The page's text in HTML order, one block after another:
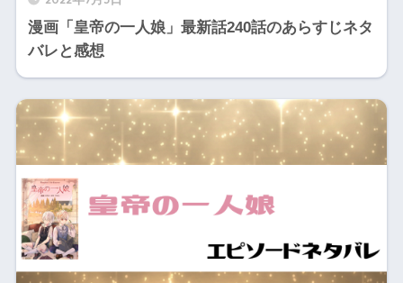
漫画「皇帝の一人娘」最新話240話のあらすじネタ
バレと感想